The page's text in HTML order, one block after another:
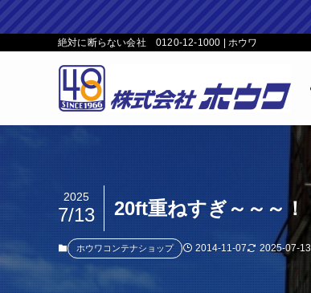
絶対に断らない会社 0120-12-1000 | ホウワ
20ft重ねすぎ～～～！
2025
7/13
ホウワコンテナショップ 2014-11-07 2025-07-13